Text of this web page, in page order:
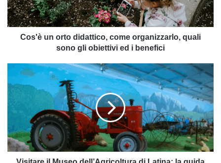
quali
sono
gli
obiettivi
benefici
Cos'è un orto didattico, come organizzarlo, quali
sono gli obiettivi ed i benefici
Visitare
il
Museo
dell’Agricoltura
Latina:
la
guida
completa